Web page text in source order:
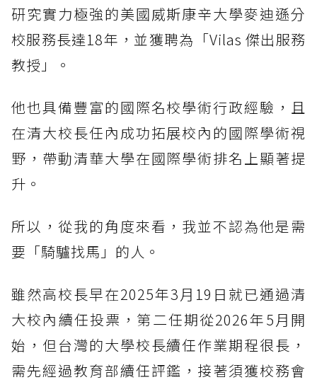
研究實力極強的美國威斯康辛大學麥迪遜分
校服務長達18年，並獲聘為「Vilas 傑出服務
教授」。
他也具備豐富的國際名校學術行政經驗，且
在清大校長任內成功拓展校內的國際學術視
野，帶動清華大學在國際學術排名上顯著提
升。
所以，從我的角度來看，我並不認為他是需
要「騎驢找馬」的人。
雖然高校長早在2025年3月19日就已通過清
大校內續任投票，第二任期從2026年5月開
始，但台灣的大學校長續任作業期程很長，
需先經過教育部續任評鑑，接著須獲校務會